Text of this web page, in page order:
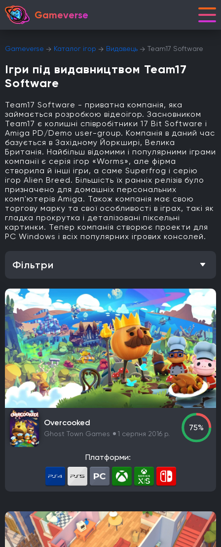
Gameverse
Gameverse Каталог ігор Видавець Team17 Software
Ігри під видавництвом Team17
Software
Team17 Software - приватна компанія, яка
займається розробкою відеоігор. Засновником
Team17 є колишні співробітники 17 Bit Software і
Amiga PD/Demo user-group. Компанія в даний час
базується в Західному Йоркширі, Велика
Британія. Найбільш відомими і популярними іграми
компанії є серія ігор «Worms», але фірма
створила й інші ігри, а саме Superfrog і серію
ігор Alien Breed. Більшість їх ранніх релізів було
призначено для домашніх персональних
комп'ютерів Amiga. Також компанія має свою
торгову марку та свої особливості в іграх, такі як
гладка прокрутка і деталізовані піксельні
картинки. Тепер компанія створює проекти для
PC Windows і всіх популярних ігрових консолей.
Фільтри
Одиночна гра Відкритий світ
Головоломки
Кооператив
Мультиплеєр
Офіційна українська локалізація
Метроїдванія
Елементи рольової гри (RPG)
Платформа
PlayStation 4 PlayStation 5 ПК
Xbox One
Xbox Series X|S
Nintendo Switch
PlayStation 3
Xbox 360
Nintendo Wii U PlayStation 2
Xbox
Android
iOS Nintendo 3DS
Nintendo Switch 2
Mac
Linux
Google Stadia
Розробник
CD Project Red
Overkill Software
11 bit studios
Criterion Games
Mediatonic
Ubisoft
Larian Studios
Piranha Bytes
Infinity Ward
Id Software
Insomniac Games
Remedy Entertainment
One More Level
Overcooked
Ghost Town Games 1 серпня 2016 р.
75%
Платформи: